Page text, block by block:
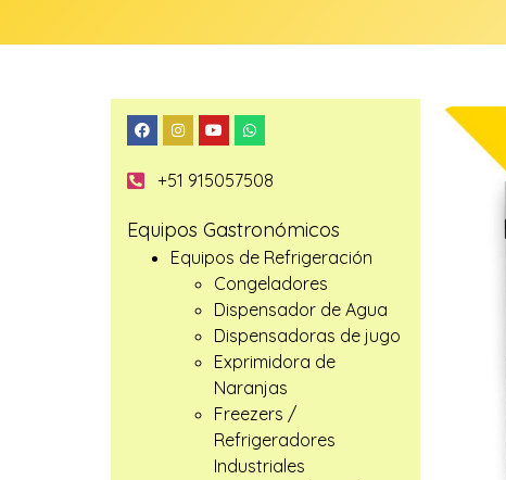
+51 915057508
Equipos Gastronómicos
Equipos de Refrigeración
Congeladores
Dispensador de Agua
Dispensadoras de jugo
Exprimidora de
Naranjas
Freezers /
Refrigeradores
Industriales